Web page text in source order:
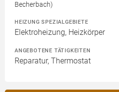
Becherbach)
HEIZUNG SPEZIALGEBIETE
Elektroheizung, Heizkörper
ANGEBOTENE TÄTIGKEITEN
Reparatur, Thermostat